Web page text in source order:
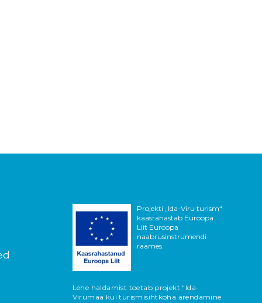
Projekti „Ida-Viru turism“
kaasrahastab Euroopa
Liit Euroopa
naabrusinstrumendi
raames.
Lehe haldamist toetab projekt “Ida-
Virumaa kui turismisihtkoha arendamine